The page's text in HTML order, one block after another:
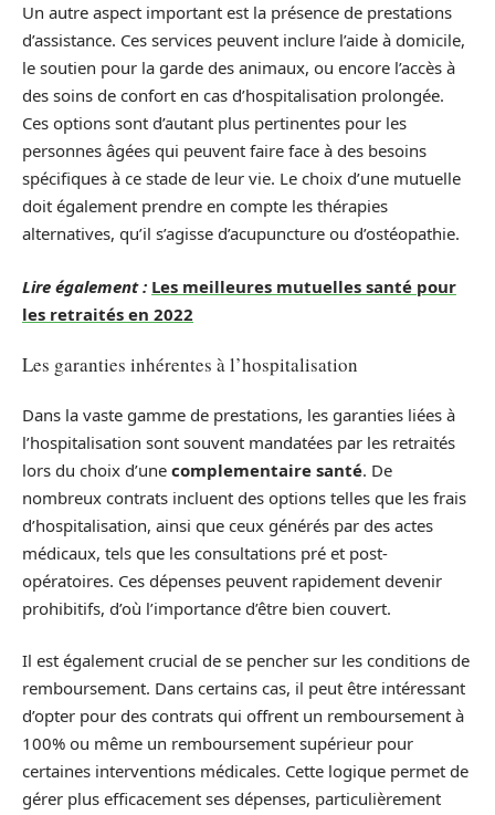
Un autre aspect important est la présence de prestations
d’assistance. Ces services peuvent inclure l’aide à domicile,
le soutien pour la garde des animaux, ou encore l’accès à
des soins de confort en cas d’hospitalisation prolongée.
Ces options sont d’autant plus pertinentes pour les
personnes âgées qui peuvent faire face à des besoins
spécifiques à ce stade de leur vie. Le choix d’une mutuelle
doit également prendre en compte les thérapies
alternatives, qu’il s’agisse d’acupuncture ou d’ostéopathie.
Lire également : Les meilleures mutuelles santé pour
les retraités en 2022
Les garanties inhérentes à l’hospitalisation
Dans la vaste gamme de prestations, les garanties liées à
l’hospitalisation sont souvent mandatées par les retraités
lors du choix d’une complementaire santé. De
nombreux contrats incluent des options telles que les frais
d’hospitalisation, ainsi que ceux générés par des actes
médicaux, tels que les consultations pré et post-
opératoires. Ces dépenses peuvent rapidement devenir
prohibitifs, d’où l’importance d’être bien couvert.
Il est également crucial de se pencher sur les conditions de
remboursement. Dans certains cas, il peut être intéressant
d’opter pour des contrats qui offrent un remboursement à
100% ou même un remboursement supérieur pour
certaines interventions médicales. Cette logique permet de
gérer plus efficacement ses dépenses, particulièrement